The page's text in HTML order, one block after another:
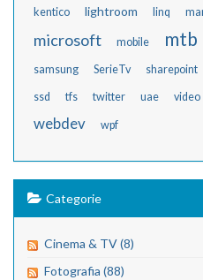
kentico lightroom linq
microsoft mobile mtb
samsung SerieTv sharepoint
ssd tfs twitter uae video
webdev wpf
Categorie
Cinema & TV (8)
Fotografia (88)